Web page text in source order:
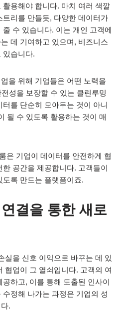
용해야 합니다. 마치 여러 색깔
리를 만들듯, 다양한 데이터가
수 있습니다. 이는 개인 고객에
데 기여하고 있으며, 비즈니스
있습니다.
을 위해 기업들은 어떤 노력을
성을 보장할 수 있는 클린루밍
를 단순히 모아두는 것이 아니
될 수 있도록 활용하는 것이 매
은 기업이 데이터를 안전하게 협
공간을 제공합니다. 고객들이
록 만드는 플랫폼이죠.
결을 통한 새로
실을 신호 이익으로 바꾸는 데 있
협업이 그 열쇠입니다. 고객의 여
하고, 이를 통해 도출된 인사이
정해 나가는 과정은 기업의 성
.